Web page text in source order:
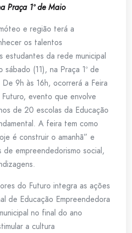
Praça 1º de Maio
e região terá a
os talentos
estudantes da rede municipal
(11), na Praça 1º de
9h às 16h, ocorrerá a Feira
evento que envolve
de 20 escolas da Educação
A feira tem como
é construir o amanhã” e
empreendedorismo social,
do Futuro integra as ações
de Educação Empreendedora
no final do ano
a cultura